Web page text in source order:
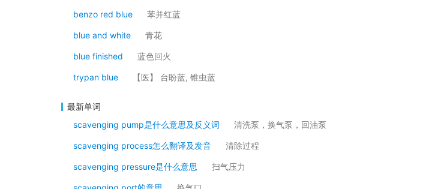
benzo red blue 苯并红蓝
blue and white 青花
blue finished 蓝色回火
trypan blue 【医】 台盼蓝, 锥虫蓝
最新单词
scavenging pump是什么意思及反义词
清洗泵，换气泵，回油泵
scavenging process怎么翻译及发音 清除过程
scavenging pressure是什么意思 扫气压力